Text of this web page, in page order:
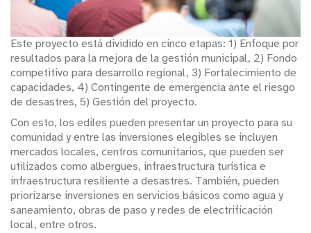
Este proyecto está dividido en cinco etapas: 1) Enfoque por
resultados para la mejora de la gestión municipal, 2) Fondo
competitivo para desarrollo regional, 3) Fortalecimiento de
capacidades, 4) Contingente de emergencia ante el riesgo
de desastres, 5) Gestión del proyecto.
Con esto, los ediles pueden presentar un proyecto para su
comunidad y entre las inversiones elegibles se incluyen
mercados locales, centros comunitarios, que pueden ser
utilizados como albergues, infraestructura turística e
infraestructura resiliente a desastres. También, pueden
priorizarse inversiones en servicios básicos como agua y
saneamiento, obras de paso y redes de electrificación
local, entre otros.